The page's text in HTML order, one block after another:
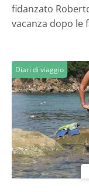
fidanzato
vacanza dopo le
Diari di viaggio